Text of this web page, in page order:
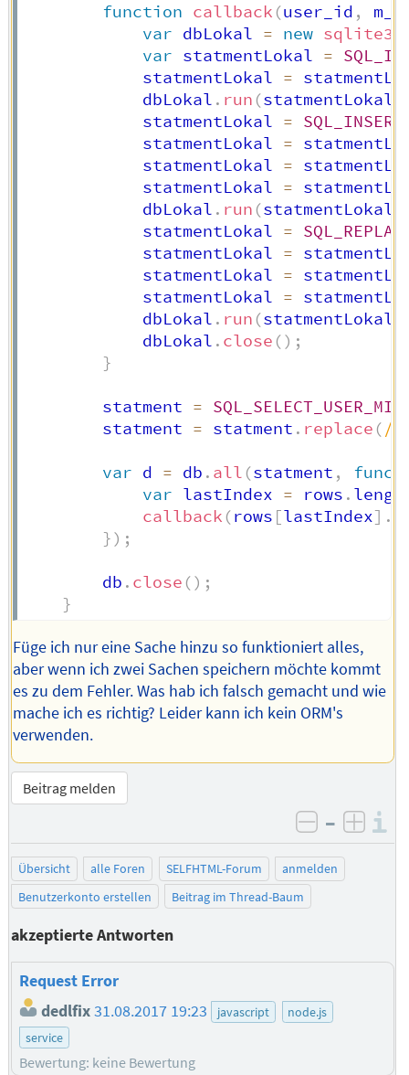
function callback (user_id ,
var dbLokal = new sqlite3
var statmentLokal =
            statmentLokal
=
            dbLokal
. run (statmentLokal
            statmentLokal
=
            statmentLokal
=
            statmentLokal
=
            statmentLokal
=
            dbLokal
. run (statmentLokal
            statmentLokal
=
            statmentLokal
=
            statmentLokal
=
            statmentLokal
=
            dbLokal
. run (statmentLokal
            dbLokal
. close () ;
}
        statment
=
        statment
= statment . replace ( /
var d = db . all (statment ,
var lastIndex = rows .
callback (rows [lastIndex] .
}) ;
        db
. close () ;
}
Füge ich nur eine Sache hinzu so funktioniert alles,
aber wenn ich zwei Sachen speichern möchte kommt
es zu dem Fehler. Was hab ich falsch gemacht und wie
mache ich es richtig? Leider kann ich kein ORM's
verwenden.
Beitrag melden
negativ
–
Übersicht alle Foren SELFHTML-Forum
anmelden
Benutzerkonto erstellen
Beitrag im Thread-Baum
akzeptierte Antworten
Request Error
dedlfix31.08.2017 19:23 javascript
node.js
service
Bewertung: keine Bewertung